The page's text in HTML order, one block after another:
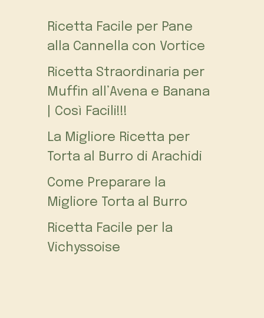
Ricetta Facile per Pane
alla Cannella con Vortice
Ricetta Straordinaria per
Muffin all’Avena e Banana
| Così Facili!!!
La Migliore Ricetta per
Torta al Burro di Arachidi
Come Preparare la
Migliore Torta al Burro
Ricetta Facile per la
Vichyssoise